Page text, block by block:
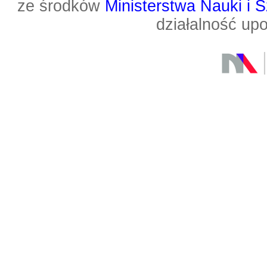
ze środków Ministerstwa Nauki i
działalność